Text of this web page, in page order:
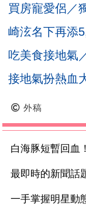
買房寵愛侶／
崎泫名下再添
吃美食接地氣
接地氣扮熱血
外稿
白海豚短暫回血
最即時的新聞
一手掌握明星動